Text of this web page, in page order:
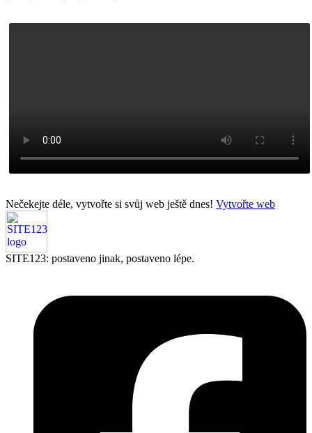
Nečekejte déle, vytvořte si svůj web ještě dnes! Vytvořte web
SITE123: postaveno jinak, postaveno lépe.